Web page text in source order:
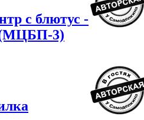
с блютус -
(МЦБП-3)